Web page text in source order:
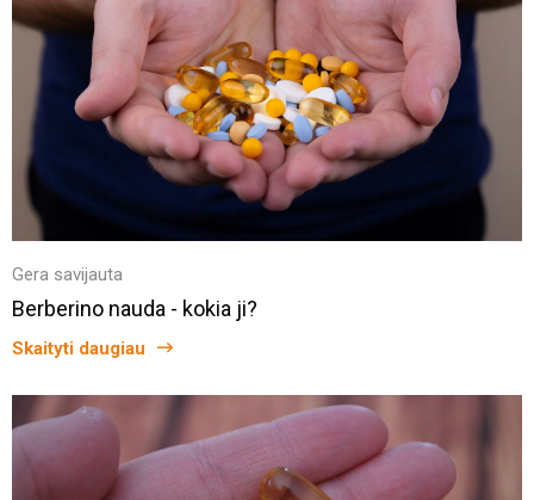
Gera savijauta
Berberino nauda - kokia ji?
Skaityti daugiau